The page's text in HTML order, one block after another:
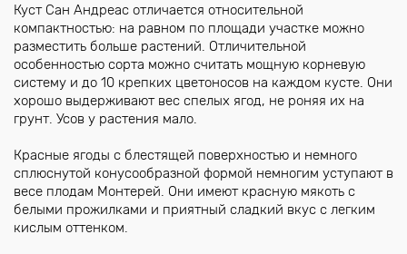
Куст Сан Андреас отличается относительной
компактностью: на равном по площади участке можно
разместить больше растений. Отличительной
особенностью сорта можно считать мощную корневую
систему и до 10 крепких цветоносов на каждом кусте. Они
хорошо выдерживают вес спелых ягод, не роняя их на
грунт. Усов у растения мало.
Красные ягоды с блестящей поверхностью и немного
сплюснутой конусообразной формой немногим уступают в
весе плодам Монтерей. Они имеют красную мякоть с
белыми прожилками и приятный сладкий вкус с легким
кислым оттенком.